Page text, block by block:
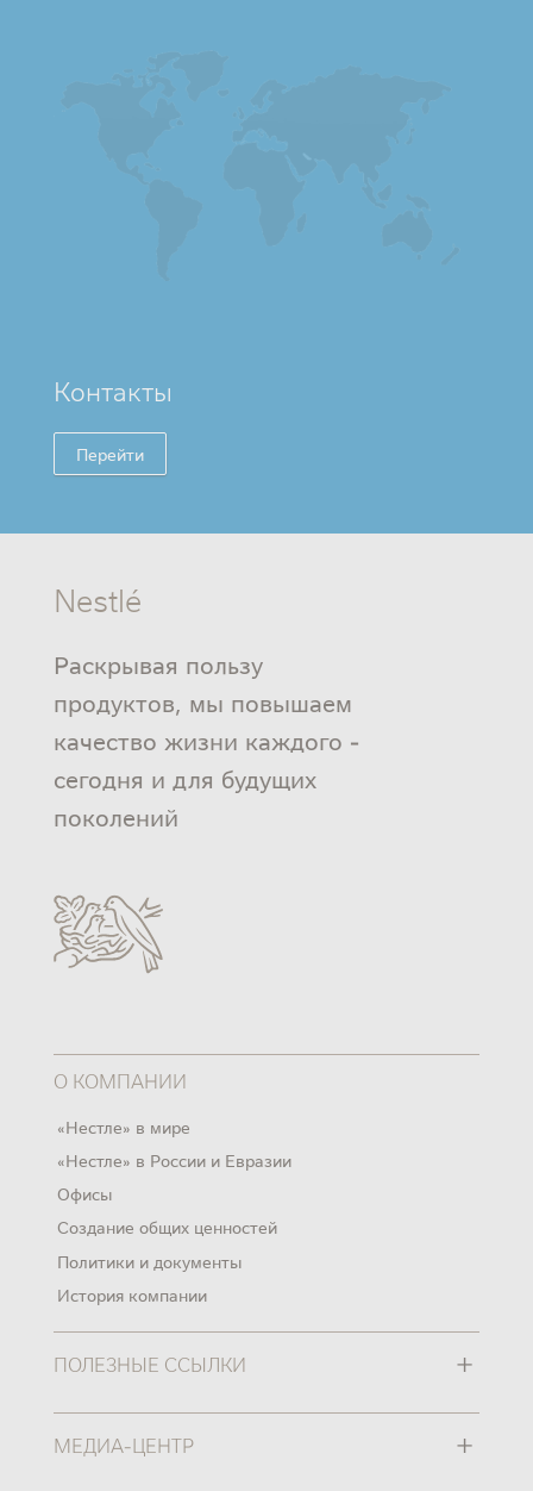
Контакты
Перейти
Nestlé
Раскрывая пользу
продуктов, мы повышаем
качество жизни каждого -
сегодня и для будущих
поколений
О КОМПАНИИ
«Нестле» в мире
«Нестле» в России и Евразии
Офисы
Создание общих ценностей
Политики и документы
История компании
ПОЛЕЗНЫЕ ССЫЛКИ +
МЕДИА-ЦЕНТР +